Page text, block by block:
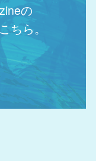
の
ちら。